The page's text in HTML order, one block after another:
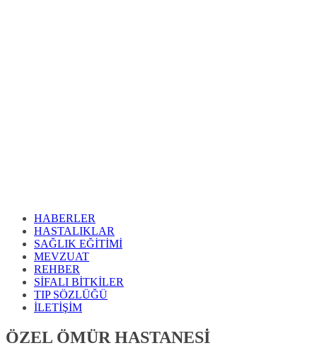
HABERLER
HASTALIKLAR
SAĞLIK EĞİTİMİ
MEVZUAT
REHBER
SİFALI BİTKİLER
TIP SÖZLÜĞÜ
İLETİŞİM
ÖZEL ÖMÜR HASTANESİ